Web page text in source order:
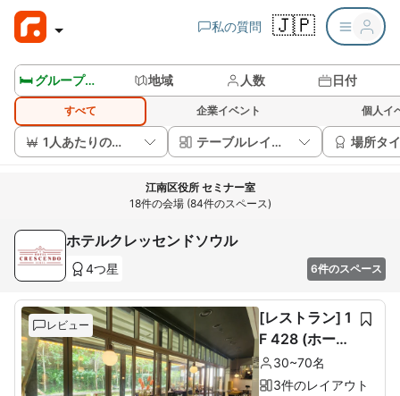
私の質問 🇯🇵
🛏️ グループルームを見る 地域 人数 日付
すべて 企業イベント 個人イ
1人あたりの価格 テーブルレイアウト 場所タ
江南区役所 セミナー室
18件の会場 (84件のスペース)
ホテルクレッセンドソウル
4つ星 6件のスペース
レビュー
[レストラン] 1
F 428 (ホール
60席+ルーム1
0席)
30~70名
3件のレイアウト